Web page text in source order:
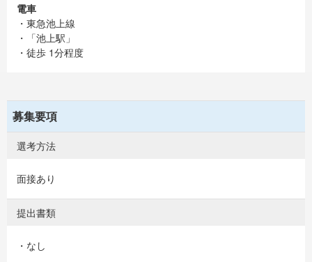
電車
・東急池上線
・「池上駅」
・徒歩 1分程度
募集要項
選考方法
面接あり
提出書類
・なし